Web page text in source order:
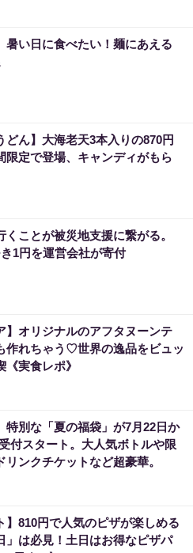
暑い日に食べたい！麺にあえる
どん】大海老天3本入りの870円
限定で登場、キャンディがもら
くことが被災地支援に繋がる。
1円を運営会社が寄付
】オリジナルのアフタヌーンテ
作れちゃう♡世界の逸品をビュッ
《実食レポ》
特別な「夏の福袋」が7月22日か
付スタート。大人気ボトルや限
リンクチケットなど超豪華。
】810円で人気のピザが楽しめる
」は必見！土日はお得なピザパ